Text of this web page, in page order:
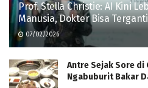
Prof. Stella Christie: AI Kini
Manusia, Dokter Bisa
07/02/2026
Antre Sejak Sore di
Ngabuburit Bakar